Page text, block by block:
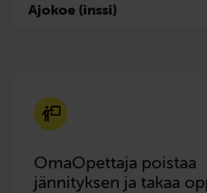
Ajokoe (inssi)
OmaOpettaja poistaa
jännityksen ja takaa